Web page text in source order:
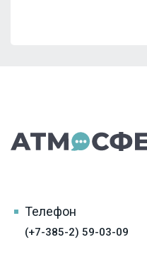
Телефон
(+7-385-2) 59-03-09